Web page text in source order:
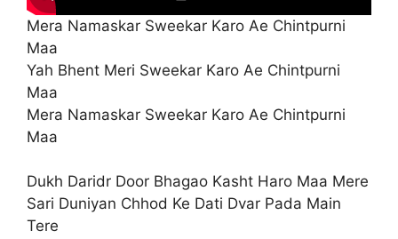
Mera Namaskar Sweekar Karo Ae Chintpurni
Maa
Yah Bhent Meri Sweekar Karo Ae Chintpurni
Maa
Mera Namaskar Sweekar Karo Ae Chintpurni
Maa
Dukh Daridr Door Bhagao Kasht Haro Maa Mere
Sari Duniyan Chhod Ke Dati Dvar Pada Main
Tere